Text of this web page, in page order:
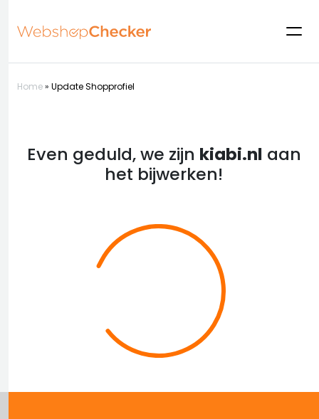
Home» Update Shopprofiel
Even geduld, we zijn kiabi.nl aan
het bijwerken!